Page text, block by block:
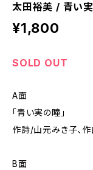
太田裕美 / 青い
¥1,800
SOLD OUT
A面
「青い実の瞳」
作詩/山元みき子、
B面